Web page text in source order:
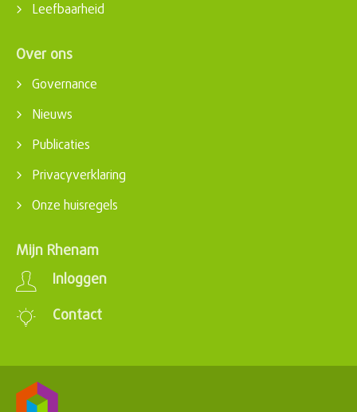
Leefbaarheid
Over ons
Governance
Nieuws
Publicaties
Privacyverklaring
Onze huisregels
Mijn Rhenam
Inloggen
Contact